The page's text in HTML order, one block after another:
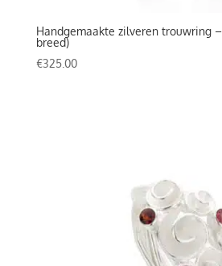
Handgemaakte zilveren trouwring
breed)
€325.00